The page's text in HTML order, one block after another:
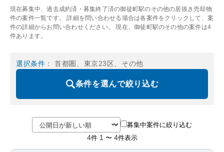
現在募集中、過去成約済・募集終了済の御徒町駅のその他の居抜き売却物
件の案件一覧です。 詳細を問い合わせる場合は各案件をクリックして、案
件の詳細からお問い合わせください。 現在、御徒町駅のその他の案件は4
件あります。
選択条件 ： 首都圏、東京23区、その他
条件を選んで絞り込む
募集中案件に絞り込む
4件 1 〜 4件表示